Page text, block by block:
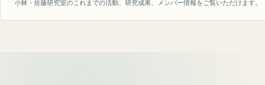
小林・佐藤研究室のこれまでの活動、研究成果、メンバー情報をご覧いただけます。